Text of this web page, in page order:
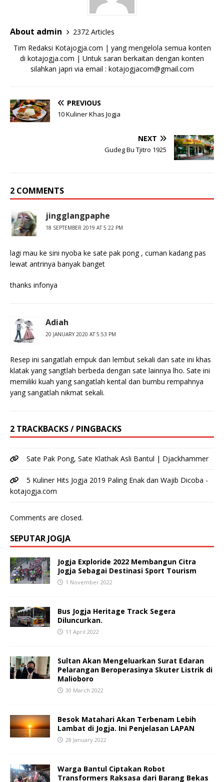
About admin
2372 Articles
Tim Redaksi Kotajogja.com | yang mengelola semua konten
di kotajogja.com | Untuk saran berkaitan dengan konten
silahkan japri via email : kotajogjacom@gmail.com
PREVIOUS
10 Kuliner Khas Jogja
NEXT
Gudeg Bu Tjitro 1925
2 COMMENTS
jingglangpaphe
18 SEPTEMBER 2019 AT 5:22 PM
lagi mau ke sini nyoba ke sate pak pong , cuman kadang pas
lewat antrinya banyak banget
thanks infonya
Adiah
20 JANUARY 2020 AT 5:53 PM
Resep ini sangatlah empuk dan lembut sekali dan sate ini khas
klatak yang sangtlah berbeda dengan sate lainnya lho. Sate ini
memiliki kuah yang sangatlah kental dan bumbu rempahnya
yang sangatlah nikmat sekali.
2 TRACKBACKS / PINGBACKS
Sate Pak Pong, Sate Klathak Asli Bantul | Djackhammer
5 Kuliner Hits Jogja 2019 Paling Enak dan Wajib Dicoba -
kotajogja.com
Comments are closed.
SEPUTAR JOGJA
Jogja Exploride 2022 Membangun Citra
Jogja Sebagai Destinasi Sport Tourism
1 November 2022
Bus Jogja Heritage Track Segera
Diluncurkan.
11 April 2022
Sultan Akan Mengeluarkan Surat Edaran
Pelarangan Beroperasinya Skuter Listrik di
Malioboro
30 March 2022
Besok Matahari Akan Terbenam Lebih
Lambat di Jogja. Ini Penjelasan LAPAN
28 January 2022
Warga Bantul Ciptakan Robot
Transformers Raksasa dari Barang Bekas